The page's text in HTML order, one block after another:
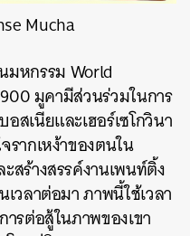
Mucha
หกรรม World
มูคามีส่วนร่วมในการ
สเนียและเฮอร์เซโกวินา
รากเหง้าของตนใน
สร้างสรรค์งานเพนท์ติ้ง
เวลาต่อมา ภาพนี้ใช้เวลา
รต่อสู้ในภาพของเขา